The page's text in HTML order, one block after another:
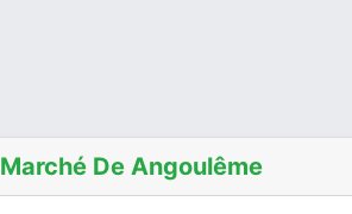
Marché De Angoulême